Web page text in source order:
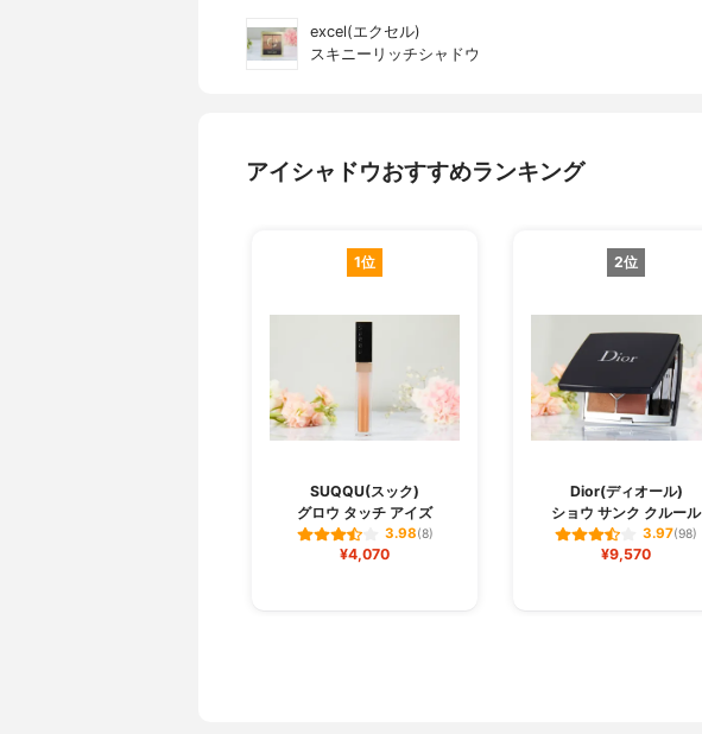
excel(エクセル)
スキニーリッチシャドウ
アイシャドウおすすめランキング
1位
SUQQU(スック)
グロウ タッチ アイズ
3.98(8)
¥4,070
2位
Dior(ディオール)
ショウ サンク クルール
3.97(98)
¥9,570